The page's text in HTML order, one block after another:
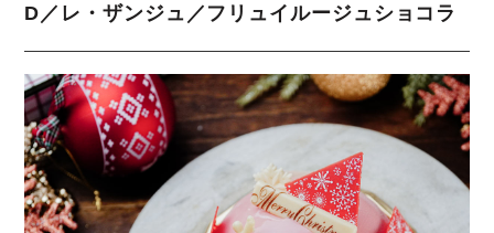
D／レ・ザンジュ／フリュイルージュショコラ